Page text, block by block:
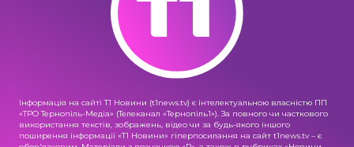
Інформація на сайті Т1 Новини (t1news.tv) є інтелектуальною власністю ПП
«ТРО Тернопіль-Медіа» (Телеканал «Тернопіль1»). За повного чи часткового
використання текстів, зображень, відео чи за будь-якого іншого
поширення інформації «Т1 Новини» гіперпосилання на сайт t1news.tv – є